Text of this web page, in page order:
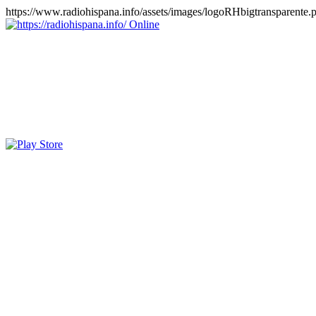
https://www.radiohispana.info/assets/images/
Online